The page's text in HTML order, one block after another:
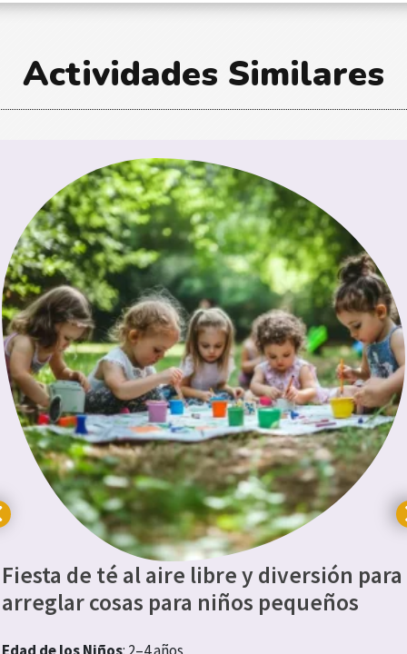
Actividades Similares
Fiesta de té al aire libre y diversión para
arreglar cosas para niños pequeños